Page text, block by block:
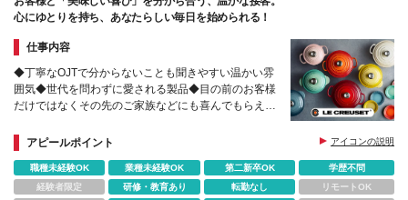
心にゆとりを持ち、あなたらしい毎日を始められる！
仕事内容
◆丁寧なOJTで分からないことも聞きやすい温かい雰
囲気◆世代を問わずに愛される製品◆目の前のお客様
だけではなくその先のご家族などにも喜んでもらえる
アピールポイント
アイコンの説明
職種未経験OK 業種未経験OK 第二新卒OK
学歴不問
経験者限定
研修・教育あり 転勤なし
リモートOK